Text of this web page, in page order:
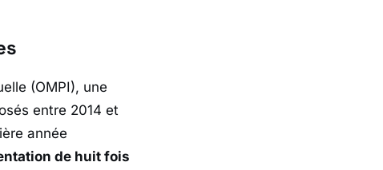
(OMPI), une
entre 2014 et
année
de huit fois